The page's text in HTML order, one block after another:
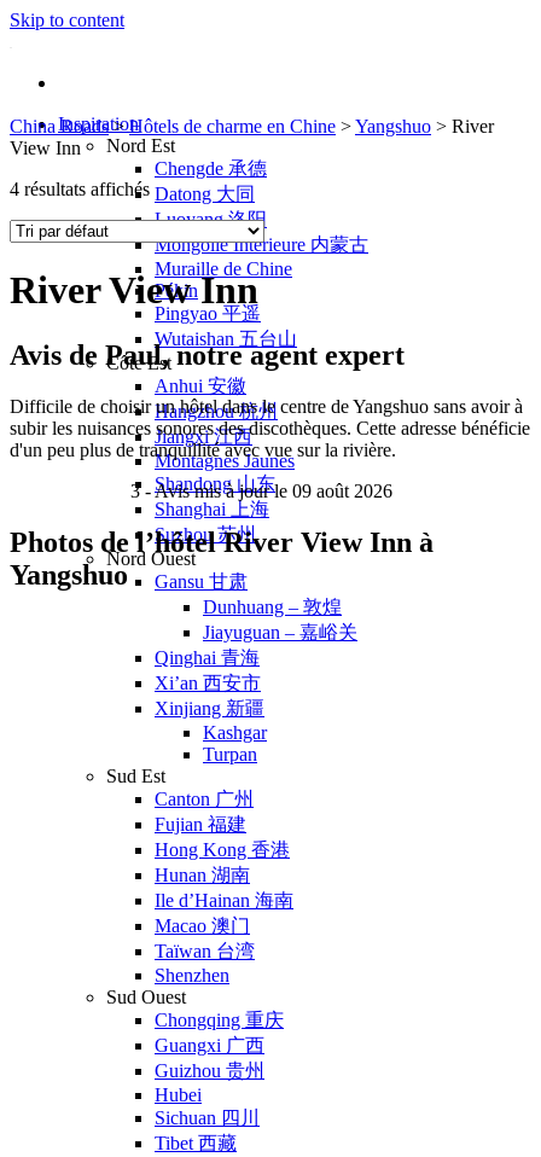
Skip to content
Inspiration
Nord Est
Chengde 承德
Datong 大同
Luoyang 洛阳
Mongolie Intérieure 内蒙古
Muraille de Chine
Pékin
Pingyao 平遥
Wutaishan 五台山
Côte Est
Anhui 安徽
Hangzhou 杭州
Jiangxi 江西
Montagnes Jaunes
Shandong 山东
Shanghai 上海
Suzhou 苏州
Nord Ouest
Gansu 甘肃
Dunhuang – 敦煌
Jiayuguan – 嘉峪关
Qinghai 青海
Xi’an 西安市
Xinjiang 新疆
Kashgar
Turpan
Sud Est
Canton 广州
Fujian 福建
Hong Kong 香港
Hunan 湖南
Ile d’Hainan 海南
Macao 澳门
Taïwan 台湾
Shenzhen
Sud Ouest
Chongqing 重庆
Guangxi 广西
Guizhou 贵州
Hubei
Sichuan 四川
Tibet 西藏
China Roads > Hôtels de charme en Chine >Yangshuo > River
View Inn
4 résultats affichés
River View Inn
Avis de Paul, notre agent expert
Difficile de choisir un hôtel dans le centre de Yangshuo sans avoir à
subir les nuisances sonores des discothèques. Cette adresse bénéficie
d'un peu plus de tranquillité avec vue sur la rivière.
3- Avis mis à jour le 09 août 2026
Photos de l’hôtel River View Inn à
Yangshuo